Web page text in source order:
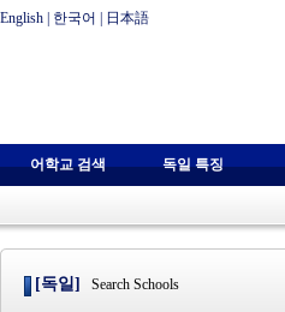
English 한국어 日本語
어학교 검색 독일 특징
[독일] Search Schools